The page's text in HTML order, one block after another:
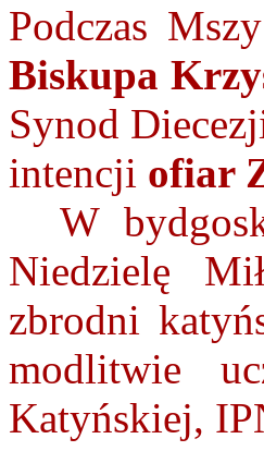
Podczas
Biskupa
Synod
intencji ofiar
W
Niedzielę
zbrodni
modlitwie
Katyńskiej,